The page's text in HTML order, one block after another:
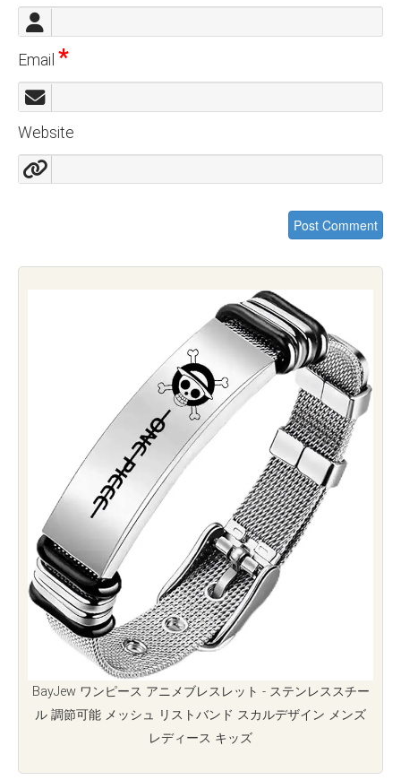
Email *
Website
BayJew ワンピース アニメブレスレット - ステンレススチー
ル 調節可能 メッシュ リストバンド スカルデザイン メンズ
レディース キッズ